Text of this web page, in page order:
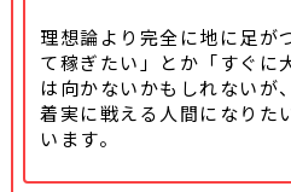
理想論より完全に地に足が
て稼ぎたい」とか「すぐに
は向かないかもしれないが
着実に戦える人間になりた
います。